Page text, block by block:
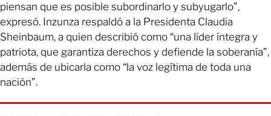
piensan que es posible subordinarlo y subyugarlo”,
expresó. Inzunza respaldó a la Presidenta Claudia
Sheinbaum, a quien describió como “una líder íntegra y
patriota, que garantiza derechos y defiende la soberanía”,
además de ubicarla como “la voz legítima de toda una
nación”.